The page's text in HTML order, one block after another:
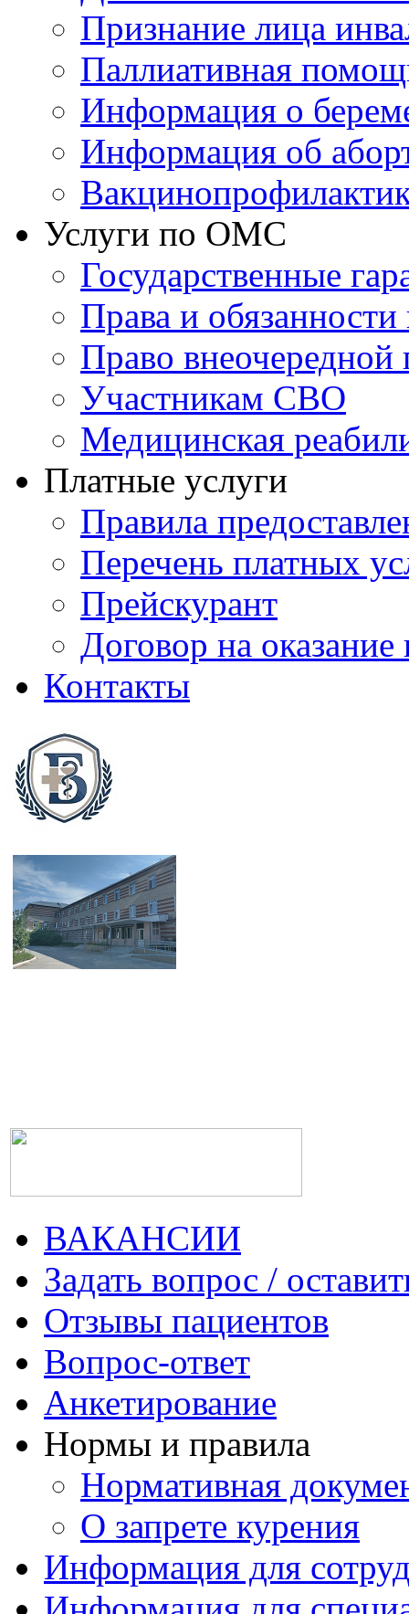
Признание лица
Паллиативная
Информация о
Информация об
Услуги по ОМС
Государственные
Права и
Право
Участникам СВО
Медицинская
Платные услуги
Правила
Перечень платных
Прейскурант
Договор на оказание
Контакты
ВАКАНСИИ
Задать вопрос /
Отзывы пациентов
Вопрос-ответ
Анкетирование
Нормы и правила
Нормативная
О запрете курения
Информация для